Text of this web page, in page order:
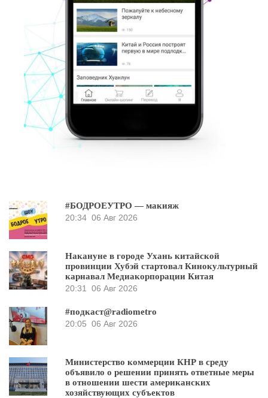
#БОДРОЕУТРО — макияж
20:34 06 Авг 2026
Накануне в городе Ухань китайской
провинции Хубэй стартовал Кинокультурный
карнавал Медиакорпорации Китая
20:31
06 Авг 2026
#подкаст@radiometro
20:05 06 Авг 2026
Министерство коммерции КНР в среду
объявило о решении принять ответные меры
в отношении шести американских
хозяйствующих субъектов